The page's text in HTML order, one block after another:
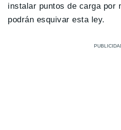
instalar puntos de carga por
podrán esquivar esta ley.